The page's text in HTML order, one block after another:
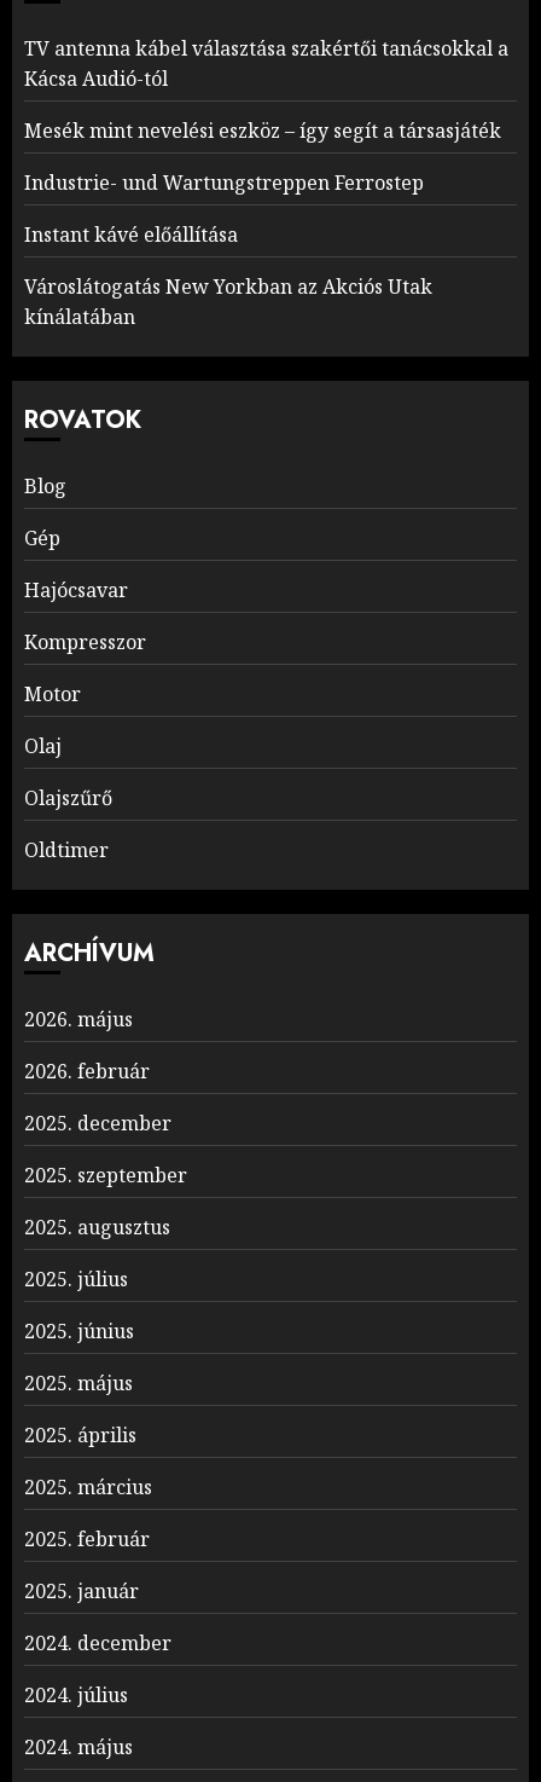
TV antenna kábel választása szakértői tanácsokkal a
Kácsa Audió-tól
Mesék mint nevelési eszköz – így segít a társasjáték
Industrie- und Wartungstreppen Ferrostep
Instant kávé előállítása
Városlátogatás New Yorkban az Akciós Utak
kínálatában
ROVATOK
Blog
Gép
Hajócsavar
Kompresszor
Motor
Olaj
Olajszűrő
Oldtimer
ARCHÍVUM
2026. május
2026. február
2025. december
2025. szeptember
2025. augusztus
2025. július
2025. június
2025. május
2025. április
2025. március
2025. február
2025. január
2024. december
2024. július
2024. május